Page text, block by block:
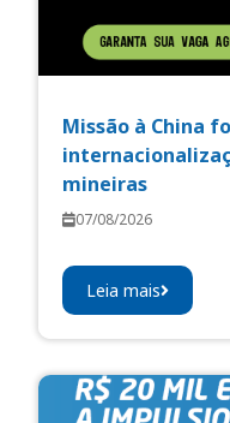
Missão à China
mineiras
07/08/2026
Leia mais